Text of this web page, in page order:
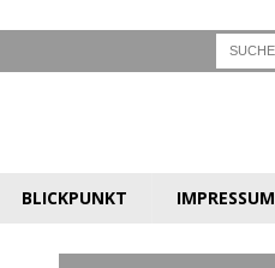
BLICKPUNKT IMPRESSUM